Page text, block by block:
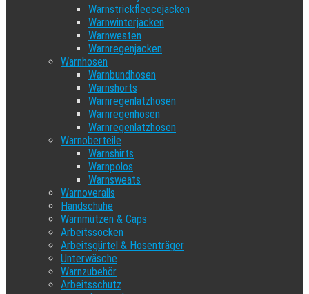
Warnstrickfleecejacken
Warnwinterjacken
Warnwesten
Warnregenjacken
Warnhosen
Warnbundhosen
Warnshorts
Warnregenlatzhosen
Warnregenhosen
Warnregenlatzhosen
Warnoberteile
Warnshirts
Warnpolos
Warnsweats
Warnoveralls
Handschuhe
Warnmützen & Caps
Arbeitssocken
Arbeitsgürtel & Hosenträger
Unterwäsche
Warnzubehör
Arbeitsschutz